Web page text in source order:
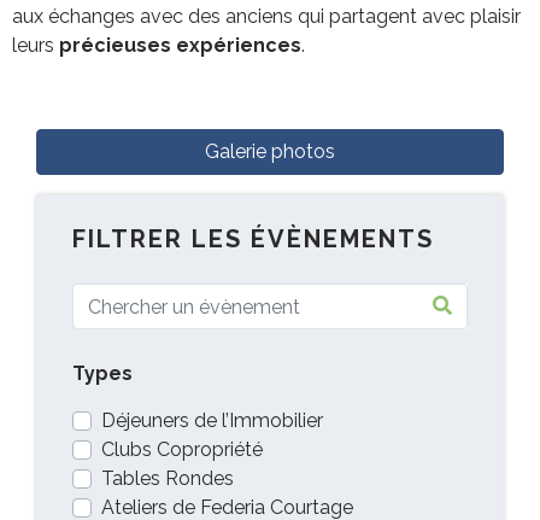
aux échanges avec des anciens qui partagent avec plaisir
leurs précieuses expériences.
Galerie photos
FILTRER LES ÉVÈNEMENTS
Types
Déjeuners de l’Immobilier
Clubs Copropriété
Tables Rondes
Ateliers de Federia Courtage